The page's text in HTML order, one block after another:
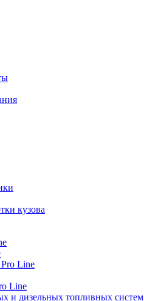
кузова
Line
Line
и дизельных топливных систем